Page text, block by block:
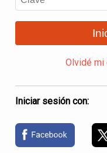
Olvidé mi
Iniciar sesión con: